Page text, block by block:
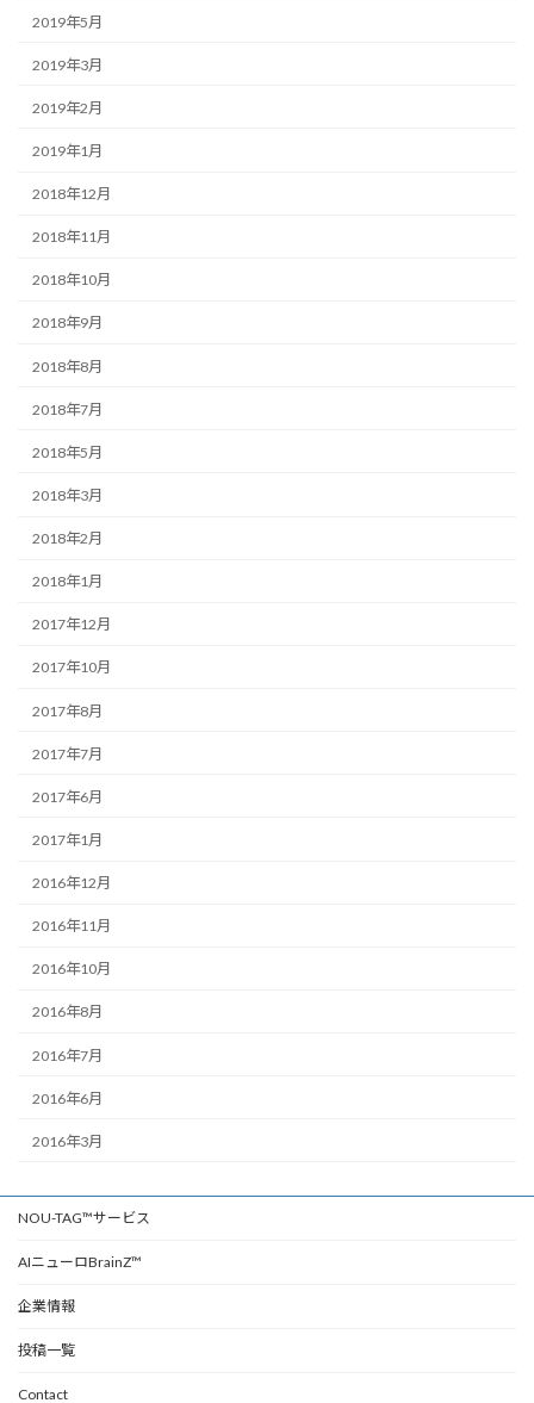
2019年5月
2019年3月
2019年2月
2019年1月
2018年12月
2018年11月
2018年10月
2018年9月
2018年8月
2018年7月
2018年5月
2018年3月
2018年2月
2018年1月
2017年12月
2017年10月
2017年8月
2017年7月
2017年6月
2017年1月
2016年12月
2016年11月
2016年10月
2016年8月
2016年7月
2016年6月
2016年3月
NOU-TAG™サービス
AIニューロBrainZ™
企業情報
投稿一覧
Contact